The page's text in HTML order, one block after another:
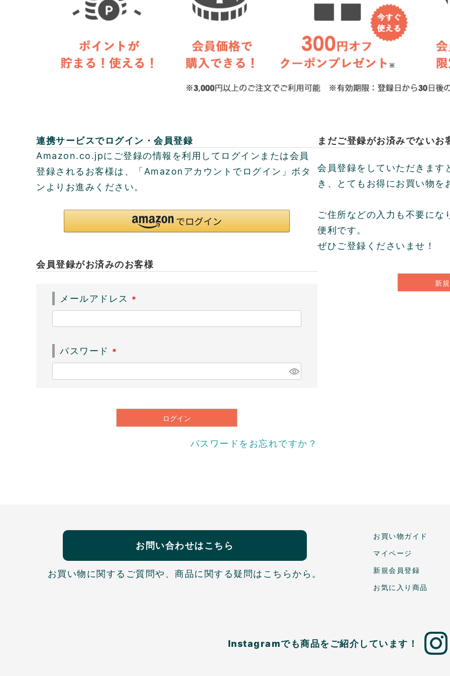
連携サービスでログイン・会員登録
Amazon.co.jpにご登録の情報を利用してログインまたは会員
登録されるお客様は、「Amazonアカウントでログイン」ボタ
ンよりお進みください。
会員登録がお済みのお客様
メールアドレス
(
必
パスワード
(
必
ログイン
パスワードをお忘れですか？
まだご登録がお済みでないお
会員登録をしていただきます
き、とてもお得にお買い物を
ご住所などの入力も不要にな
便利です。
ぜひご登録くださいませ！
新
お問い合わせはこちら
お買い物に関するご質問や、商品に関する疑問はこちらから。
お買い物ガイド
マイページ
新規会員登録
お気に入り商品
Instagramでも商品を ご紹介しています！